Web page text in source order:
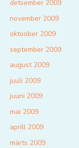
detsember 2009
november 2009
oktoober 2009
september 2009
august 2009
juuli 2009
juuni 2009
mai 2009
aprill 2009
märts 2009